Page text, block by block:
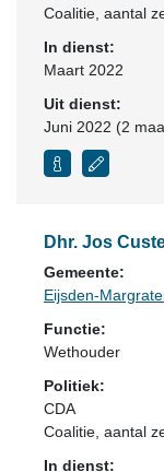
Coalitie , aantal
In dienst:
Maart 2022
Uit dienst:
Juni 2022 (2
Dhr. Jos
Gemeente:
Eijsden-
Functie:
Wethouder
Politiek:
CDA
Coalitie , aantal
In dienst: